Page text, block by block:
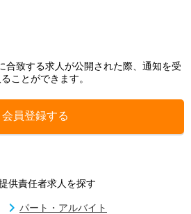
合致する求人が公開された際、通知を受
ことができます。
会員登録する
供責任者求人を探す
パート・アルバイト